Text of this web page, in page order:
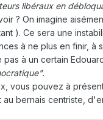
libéraux en
? On imagine
). Ce sera une
à ne plus en finir, à
à un certain
vous pouvez à
au bernais centriste,